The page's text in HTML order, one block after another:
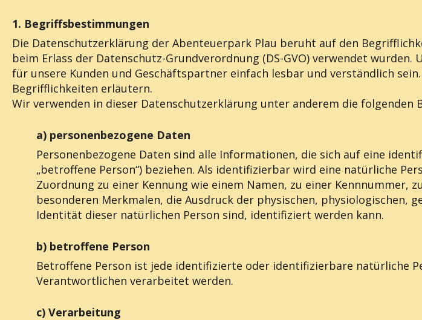
1. Begriffsbestimmungen
Die Datenschutzerklärung der Abenteuerpark Plau beruht auf den
beim Erlass der Datenschutz-Grundverordnung (DS-GVO) verwendet
für unsere Kunden und Geschäftspartner einfach lesbar und verständlich
Begrifflichkeiten erläutern.
Wir verwenden in dieser Datenschutzerklärung unter anderem die folgenden
a) personenbezogene Daten
Personenbezogene Daten sind alle Informationen, die sich auf eine
„betroffene Person“) beziehen. Als identifizierbar wird eine natürliche
Zuordnung zu einer Kennung wie einem Namen, zu einer
besonderen Merkmalen, die Ausdruck der physischen,
Identität dieser natürlichen Person sind, identifiziert werden kann.
b) betroffene Person
Betroffene Person ist jede identifizierte oder identifizierbare natürliche
Verantwortlichen verarbeitet werden.
c) Verarbeitung